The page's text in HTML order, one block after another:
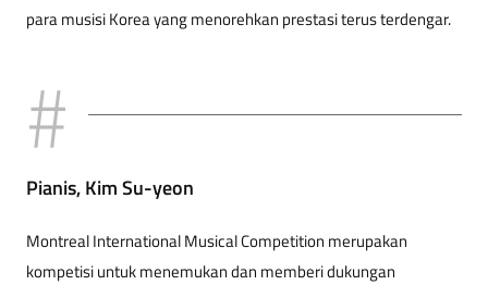
para musisi Korea yang menorehkan prestasi terus terdengar.
Pianis, Kim Su-yeon
Montreal International Musical Competition merupakan
kompetisi untuk menemukan dan memberi dukungan